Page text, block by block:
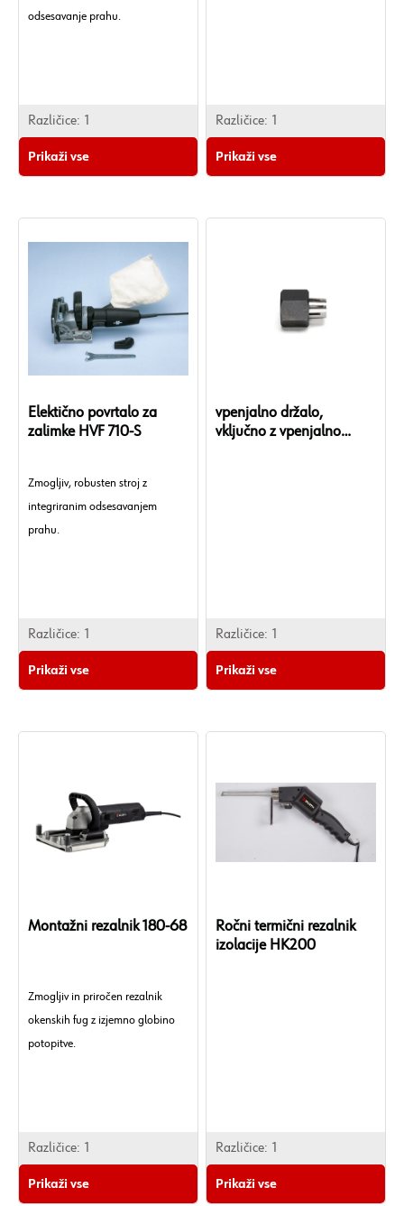
odsesavanje prahu.
Različice: 1
Prikaži vse
Različice: 1
Prikaži vse
Elektično povrtalo za
zalimke HVF 710-S
Zmogljiv, robusten stroj z
integriranim odsesavanjem
prahu.
Različice: 1
Prikaži vse
vpenjalno držalo,
vključno z vpenjalno
Različice: 1
Prikaži vse
Montažni rezalnik 180-68
Zmogljiv in priročen rezalnik
okenskih fug z izjemno globino
potopitve.
Različice: 1
Prikaži vse
Ročni termični rezalnik
izolacije HK200
Različice: 1
Prikaži vse